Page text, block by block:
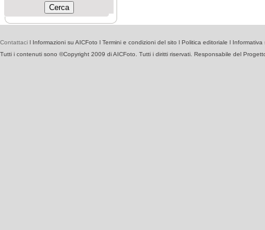
Contattaci l Informazioni su AICFoto l Termini e condizioni del sito l Politica editoriale l Informativa
Tutti i contenuti sono ©Copyright 2009 di AICFoto. Tutti i diritti riservati. Responsabile del